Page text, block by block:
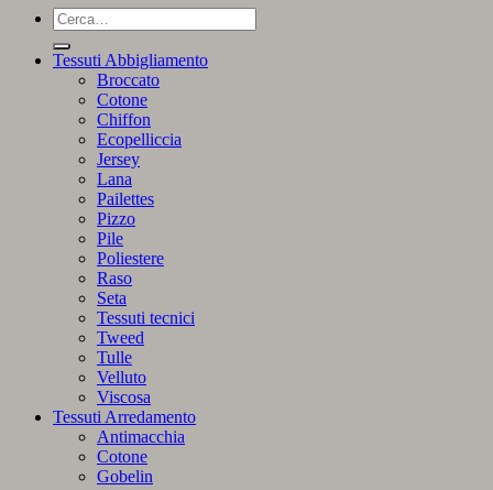
Cerca:
Tessuti Abbigliamento
Broccato
Cotone
Chiffon
Ecopelliccia
Jersey
Lana
Pailettes
Pizzo
Pile
Poliestere
Raso
Seta
Tessuti tecnici
Tweed
Tulle
Velluto
Viscosa
Tessuti Arredamento
Antimacchia
Cotone
Gobelin